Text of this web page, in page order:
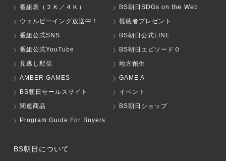
番組表（２Ｋ／４Ｋ）
BS朝日SDGs on the Web
ウェルビーイング放送中！
視聴者プレゼント
番組公式SNS
BS朝日公式LINE
番組公式YouTube
BS朝日エピソード０
見逃し配信
地方創生
AMBER GAMES
GAME A
BS朝日セールスサイト
イベント
関連商品
BS朝日ショップ
Program Guide For Buyers
BS朝日について